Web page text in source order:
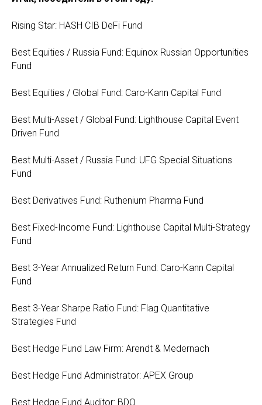
Rising Star: HASH CIB DеFi Fund
Best Equities / Russia Fund: Equinox Russian Opportunities
Fund
Best Equities / Global Fund: Caro-Kann Capital Fund
Best Multi-Asset / Global Fund: Lighthouse Capital Event
Driven Fund
Best Multi-Asset / Russia Fund: UFG Special Situations
Fund
Best Derivatives Fund: Ruthenium Pharma Fund
Best Fixed-Income Fund: Lighthouse Capital Multi-Strategy
Fund
Best 3-Year Annualized Return Fund: Caro-Kann Capital
Fund
Best 3-Year Sharpe Ratio Fund: Flag Quantitative
Strategies Fund
Best Hedge Fund Law Firm: Arendt & Medernach
Best Hedge Fund Administrator: APEX Group
Best Hedge Fund Auditor: BDO